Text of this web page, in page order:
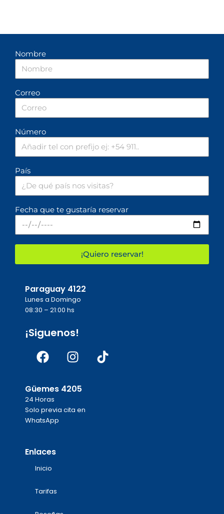
Nombre
Correo
Número
País
Fecha que te gustaría reservar
¡Quiero reservar!
Paraguay 4122
Lunes a Domingo
08:30 – 21:00 hs
¡Siguenos!
Facebook
Instagram
Tiktok
Güemes 4205
24 Horas
Solo previa cita en
WhatsApp
Enlaces
Inicio
Tarifas